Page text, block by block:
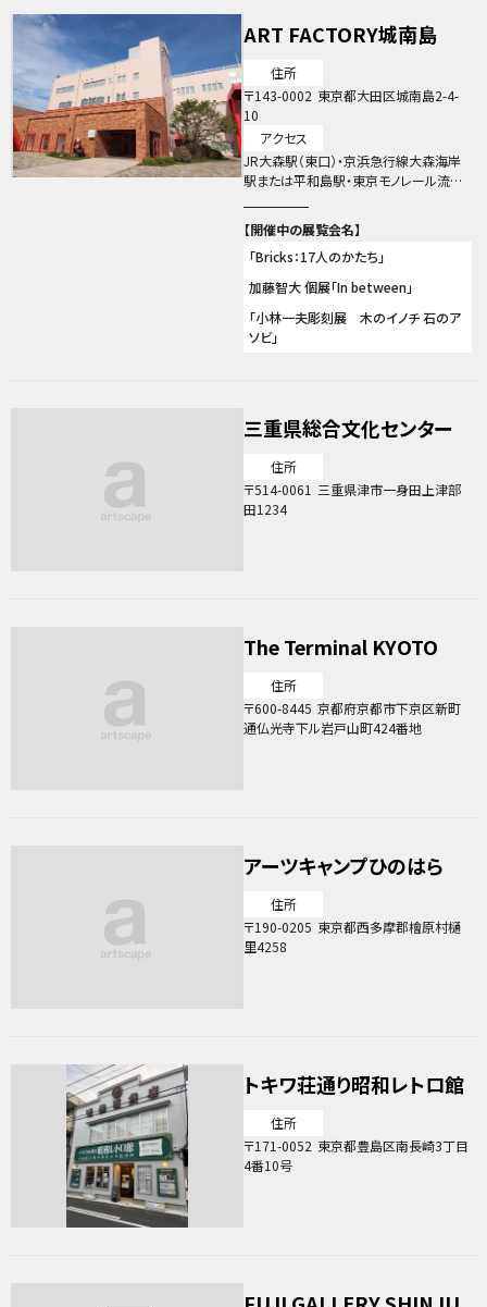
ART FACTORY城南島
住所
143-0002 東京都大田区城南島2-4-
10
アクセス
JR大森駅（東口）・京浜急行線大森海岸
駅または平和島駅・東京モノレール流通
統（城南島循環）」 「城南島二丁目」下車
徒歩３分 下車後、バスの進行方向と同じ
方向に真っ直ぐ歩いてください。 十字路
を渡って３軒目の赤い門の建物です。 ※
バスの本数が少ないので予め「京急バス
森32系統（城南島循環）」の時刻表をご
確認ください。
「Bricks：17人のかたち」
加藤智大 個展「In between」
「小林一夫彫刻展 木のイノチ 石のア
ソビ」
三重県総合文化センター
住所
514-0061 三重県津市一身田上津部
田1234
The Terminal KYOTO
住所
600-8445 京都府京都市下京区新町
通仏光寺下ル岩戸山町424番地
アーツキャンプひのはら
住所
190-0205 東京都西多摩郡檜原村樋
里4258
トキワ荘通り昭和レトロ館
住所
171-0052 東京都豊島区南長崎3丁目
4番10号